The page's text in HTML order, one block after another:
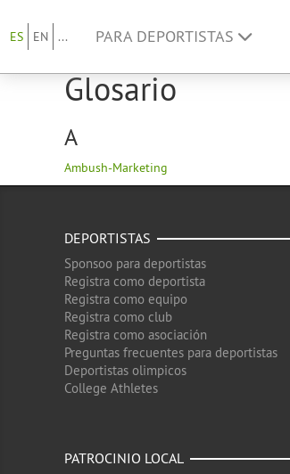
ES EN ... PARA DEPORTISTAS
Glosario
A
Ambush-Marketing
DEPORTISTAS
Sponsoo para deportistas
Registra como deportista
Registra como equipo
Registra como club
Registra como asociación
Preguntas frecuentes para deportistas
Deportistas olimpicos
College Athletes
PATROCINIO LOCAL